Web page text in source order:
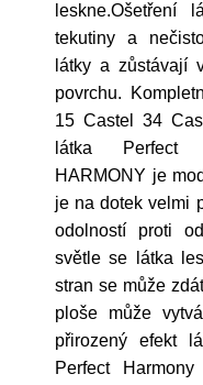
leskne.Ošetření
tekutiny a
látky a zůstávají
povrchu.
15 Castel 34
látka Perfect
HARMONY je
je na dotek velmi
odolností proti
světle se látka
stran se může
ploše může
přirozený efekt
Perfect